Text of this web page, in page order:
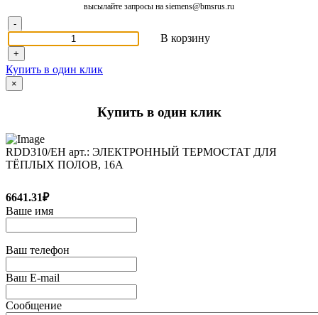
высылайте запросы на siemens@bmsrus.ru
-
+
В корзину
Купить в один клик
×
Купить в один клик
RDD310/EH арт.: ЭЛЕКТРОННЫЙ ТЕРМОСТАТ ДЛЯ
ТЁПЛЫХ ПОЛОВ, 16A
6641.31₽
Ваше имя
Ваш телефон
Ваш E-mail
Сообщение